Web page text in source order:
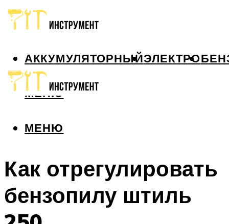
АККУМУЛЯТОРНЫЙЭЛЕКТРО
МЕНЮ
МЕНЮ
Как отрегулировать
бензопилу штиль